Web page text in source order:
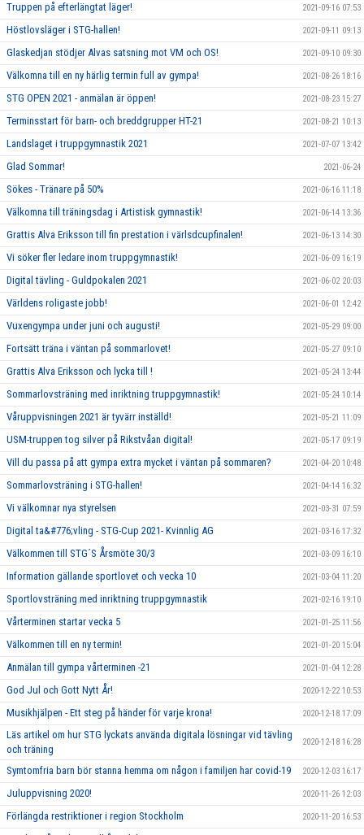
Truppen på efterlängtat läger! 2021-09-16 07:53
Höstlovsläger i STG-hallen! 2021-09-11 09:13
Glaskedjan stödjer Alvas satsning mot VM och OS! 2021-09-10 09:30
Välkomna till en ny härlig termin full av gympa! 2021-08-26 18:16
STG OPEN 2021 - anmälan är öppen! 2021-08-23 15:27
Terminsstart för barn- och breddgrupper HT-21 2021-08-21 10:13
Landslaget i truppgymnastik 2021 2021-07-07 13:42
Glad Sommar! 2021-06-24
Sökes - Tränare på 50% 2021-06-16 11:18
Välkomna till träningsdag i Artistisk gymnastik! 2021-06-14 13:36
Grattis Alva Eriksson till fin prestation i värlsdcupfinalen! 2021-06-13 14:30
Vi söker fler ledare inom truppgymnastik! 2021-06-09 16:19
Digital tävling - Guldpokalen 2021 2021-06-02 20:03
Världens roligaste jobb! 2021-06-01 12:42
Vuxengympa under juni och augusti! 2021-05-29 09:00
Fortsätt träna i väntan på sommarlovet! 2021-05-27 09:10
Grattis Alva Eriksson och lycka till ! 2021-05-24 13:44
Sommarlovsträning med inriktning truppgymnastik! 2021-05-24 10:14
Våruppvisningen 2021 är tyvärr inställd! 2021-05-21 11:09
USM-truppen tog silver på Rikstvåan digital! 2021-05-17 09:19
Vill du passa på att gympa extra mycket i väntan på sommaren? 2021-04-20 10:48
Sommarlovsträning i STG-hallen! 2021-04-14 16:32
Vi välkomnar nya styrelsen 2021-03-31 07:59
Digital ta&#776;vling - STG-Cup 2021- Kvinnlig AG 2021-03-16 17:32
Välkommen till STG´S Årsmöte 30/3 2021-03-09 16:10
Information gällande sportlovet och vecka 10 2021-03-04 11:20
Sportlovsträning med inriktning truppgymnastik 2021-02-16 19:10
Vårterminen startar vecka 5 2021-01-25 11:56
Välkommen till en ny termin! 2021-01-20 15:04
Anmälan till gympa vårterminen -21 2021-01-04 12:28
God Jul och Gott Nytt År! 2020-12-22 10:53
Musikhjälpen - Ett steg på händer för varje krona! 2020-12-18 17:09
Läs artikel om hur STG lyckats använda digitala lösningar vid tävling
och träning
2020-12-18 16:28
Symtomfria barn bör stanna hemma om någon i familjen har covid-19 2020-12-03 16:17
Juluppvisning 2020! 2020-11-26 12:03
Förlängda restriktioner i region Stockholm 2020-11-20 16:53